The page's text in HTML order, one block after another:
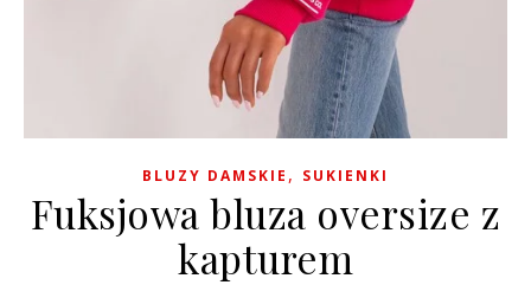
BLUZY DAMSKIE , SUKIENKI
Fuksjowa bluza oversize z
kapturem